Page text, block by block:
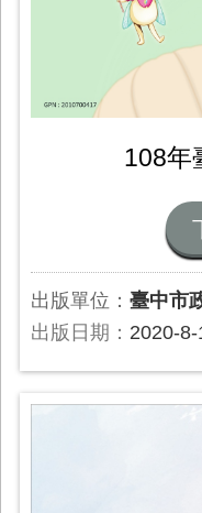
108年
出版單位： 臺中市
出版日期： 2020-8-